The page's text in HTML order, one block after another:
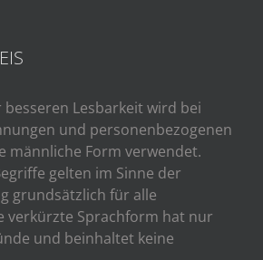
Lesbarkeit wird bei
und personenbezogenen
männliche Form verwendet.
gelten im Sinne der
grundsätzlich für alle
verkürzte Sprachform hat nur
und beinhaltet keine